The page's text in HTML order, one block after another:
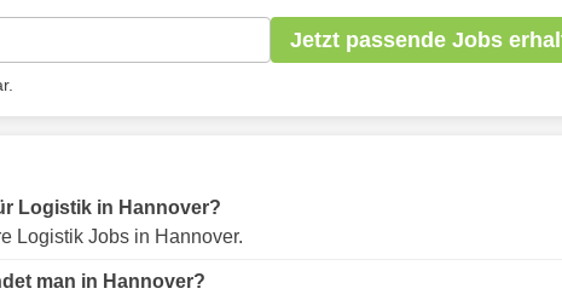
Jetzt passende Jobs
Logistik in Hannover?
Logistik Jobs in Hannover.
man in Hannover?